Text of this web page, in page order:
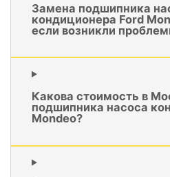
Замена подшипника
кондиционера Ford
если возникли
Какова стоимость в
подшипника насоса
Mondeo?